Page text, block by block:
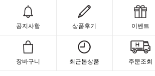
공지사항 상품후기 이벤트
장바구니 최근본상품 주문조회